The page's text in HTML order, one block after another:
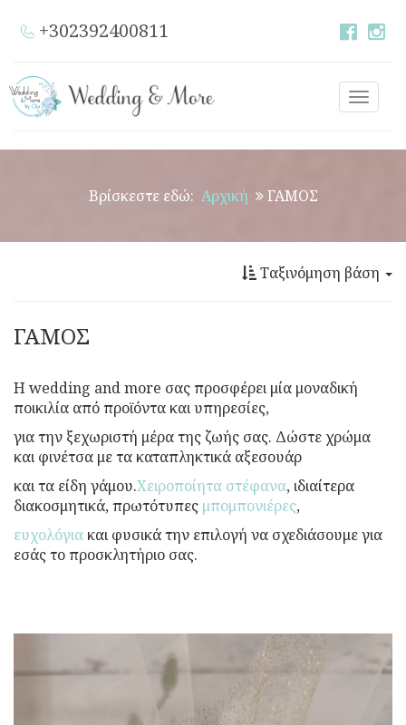
+302392400811
Toggle
Βρίσκεστε εδώ: Αρχική ΓΑΜΟΣ
Ταξινόμηση βάση
ΓΑΜΟΣ
Η wedding and more σας προσφέρει μία μοναδική
ποικιλία από προϊόντα και υπηρεσίες,
για την ξεχωριστή μέρα της ζωής σας. Δώστε χρώμα
και φινέτσα με τα καταπληκτικά αξεσουάρ
και τα είδη γάμου.Χειροποίητα στέφανα, ιδιαίτερα
διακοσμητικά, πρωτότυπες μπομπονιέρες,
ευχολόγια και φυσικά την επιλογή να σχεδιάσουμε για
εσάς το προσκλητήριο σας.